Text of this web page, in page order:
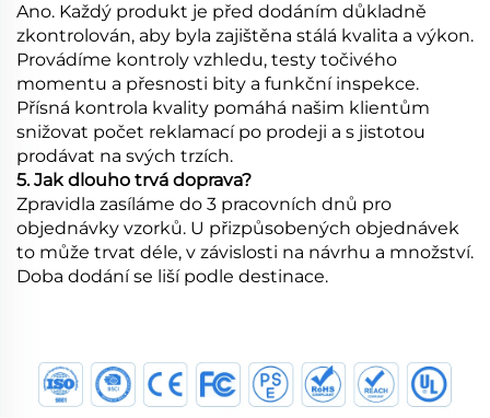
Ano. Každý produkt je před dodáním důkladně
zkontrolován, aby byla zajištěna stálá kvalita a výkon.
Provádíme kontroly vzhledu, testy točivého
momentu a přesnosti bity a funkční inspekce.
Přísná kontrola kvality pomáhá našim klientům
snižovat počet reklamací po prodeji a s jistotou
prodávat na svých trzích.
5. Jak dlouho trvá doprava?
Zpravidla zasíláme do 3 pracovních dnů pro
objednávky vzorků. U přizpůsobených objednávek
to může trvat déle, v závislosti na návrhu a množství.
Doba dodání se liší podle destinace.